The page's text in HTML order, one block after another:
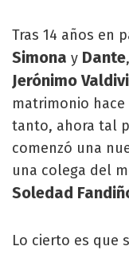
Tras 14 años en
Simona y Dante,
Jerónimo
matrimonio hace
tanto, ahora tal
comenzó una
una colega del
Soledad
Lo cierto es que